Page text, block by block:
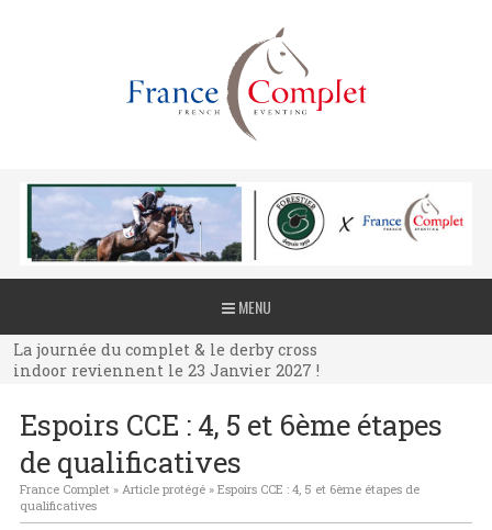
MENU
La journée du complet & le derby cross
indoor reviennent le 23 Janvier 2027 !
La journée du complet & le derby cross
indoor reviennent le 23 Janvier 2027 !
indoor reviennent le 23 Janvier 2027 !
Espoirs CCE : 4, 5 et 6ème étapes
de qualificatives
France Complet» Article protégé» Espoirs CCE : 4, 5 et 6ème étapes de
qualificatives